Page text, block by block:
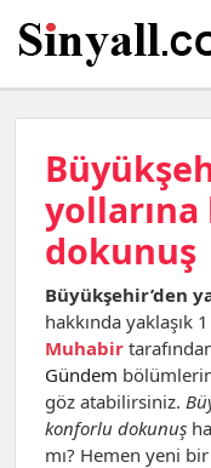
dokunuş
Büyükşehir’den
hakkında yaklaşık
Muhabir
Gündem
göz atabilirsiniz.
konforlu dokunuş
mı? Hemen yeni bir